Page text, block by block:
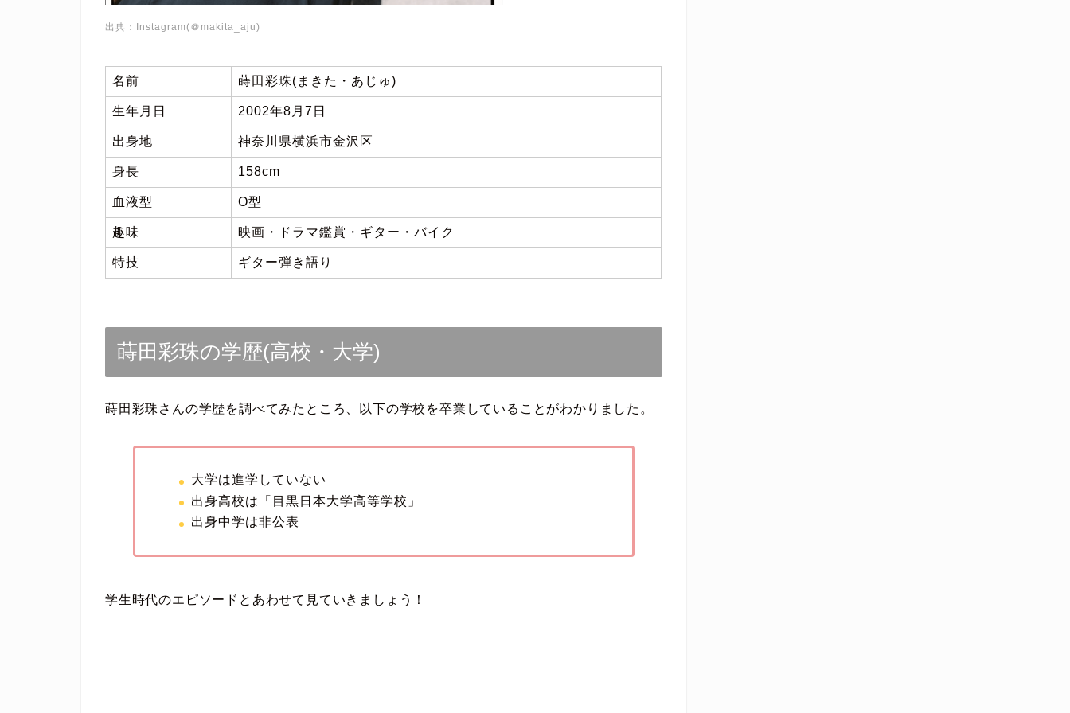
出典：Instagram(＠makita_aju)
名前 蒔田彩珠(まきた・あじゅ)
生年月日 2002年8月7日
出身地 神奈川県横浜市金沢区
身長 158cm
血液型 O型
趣味 映画・ドラマ鑑賞・ギター・バイク
特技 ギター弾き語り
蒔田彩珠の学歴(高校・大学)
蒔田彩珠さんの学歴を調べてみたところ、以下の学校を卒業していることがわかりました。
大学は進学していない
出身高校は「目黒日本大学高等学校」
出身中学は非公表
学生時代のエピソードとあわせて見ていきましょう！